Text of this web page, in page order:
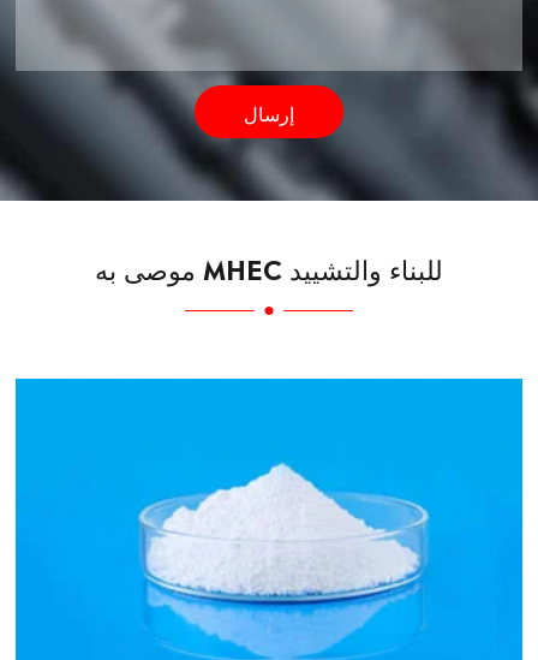
إرسال
موصى به MHEC للبناء والتشييد